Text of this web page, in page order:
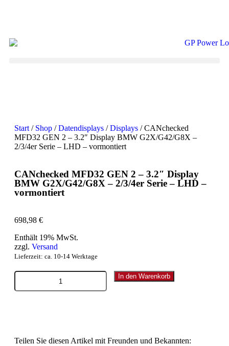
Start / Shop /Datendisplays /Displays / CANchecked
MFD32 GEN 2 – 3.2″ Display BMW G2X/G42/G8X –
2/3/4er Serie – LHD – vormontiert
CANchecked MFD32 GEN 2 – 3.2″ Display
BMW G2X/G42/G8X – 2/3/4er Serie – LHD –
vormontiert
698,98 €
Enthält 19% MwSt.
zzgl. Versand
Lieferzeit: ca. 10-14 Werktage
In den Warenkorb
Teilen Sie diesen Artikel mit Freunden und Bekannten: